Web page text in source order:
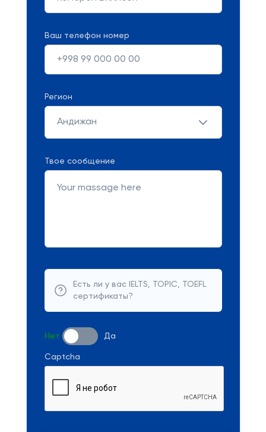
Ваш телефон номер
Регион
Андижан
Твое сообщение
Есть ли у вас IELTS, TOPIC, TOEFL
сертификаты?
Нет Да
Captcha